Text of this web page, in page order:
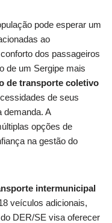
pode esperar um
ao
dos passageiros
de um Sergipe mais
de transporte coletivo
de seus
demanda. A
opções de
na gestão do
intermunicipal
veículos adicionais,
DER/SE visa oferecer